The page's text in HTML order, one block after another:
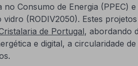
Consumo de Energia (PPEC)
(RODIV2050). Estes
de Portugal, abordando
e digital, a circularidade